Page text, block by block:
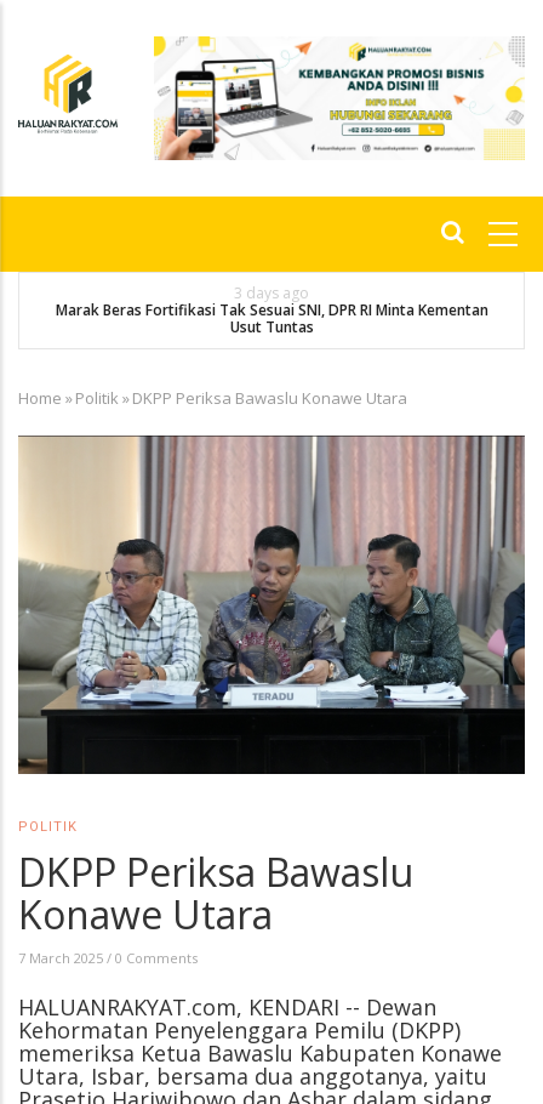
content
3 days ago
Marak Beras Fortifikasi Tak Sesuai SNI, DPR RI Minta Kementan
Usut Tuntas
Breadcrumb
Home »Politik »DKPP Periksa Bawaslu Konawe Utara
POLITIK
DKPP Periksa Bawaslu
Konawe Utara
7 March 2025 / 0 Comments
HALUANRAKYAT.com, KENDARI -- Dewan
Kehormatan Penyelenggara Pemilu (DKPP)
memeriksa Ketua Bawaslu Kabupaten Konawe
Utara, Isbar, bersama dua anggotanya, yaitu